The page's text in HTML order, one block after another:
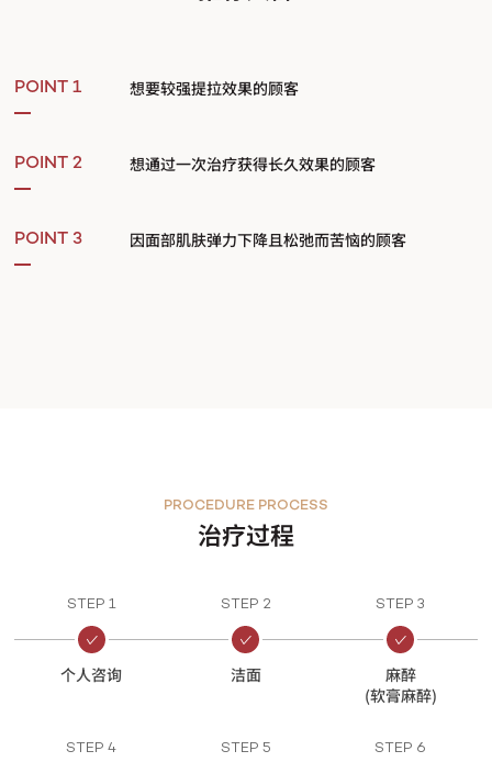
POINT 1 想要较强提拉效果的顾客
POINT 2 想通过一次治疗获得长久效果的顾客
POINT 3 因面部肌肤弹力下降且松弛而苦恼的顾客
治疗过程
PROCEDURE PROCESS
STEP 1
个人咨询
STEP 2
洁面
STEP 3
麻醉
(软膏麻醉)
STEP 4 STEP 5 STEP 6